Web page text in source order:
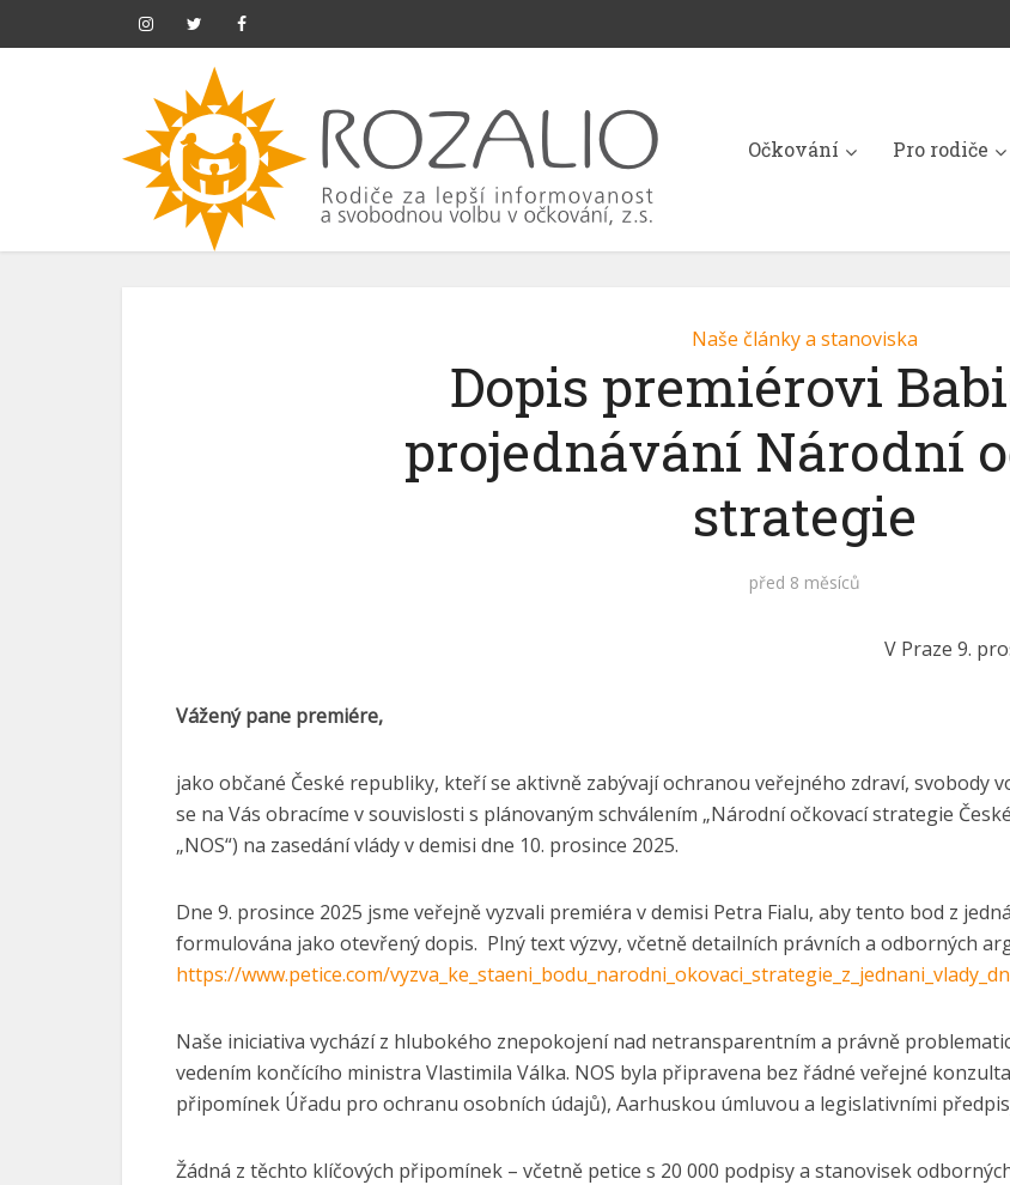
Očkování Pro rodiče
Naše články a stanoviska
Dopis premiérovi
projednávání Národní
strategie
před 8 měsíců
V Praze 9. prosince
Vážený pane premiére,
jako občané České republiky, kteří se aktivně zabývají ochranou veřejného zdraví,
se na Vás obracíme v souvislosti s plánovaným schválením „Národní očkovací strategie
„NOS“) na zasedání vlády v demisi dne 10. prosince 2025.
Dne 9. prosince 2025 jsme veřejně vyzvali premiéra v demisi Petra Fialu, aby tento bod z
formulována jako otevřený dopis. Plný text výzvy, včetně detailních právních a odborných
https://www.petice.com/
Naše iniciativa vychází z hlubokého znepokojení nad netransparentním a právně
vedením končícího ministra Vlastimila Válka. NOS byla připravena bez řádné veřejné
připomínek Úřadu pro ochranu osobních údajů), Aarhuskou úmluvou a legislativními
Žádná z těchto klíčových připomínek – včetně petice s 20 000 podpisy a stanovisek